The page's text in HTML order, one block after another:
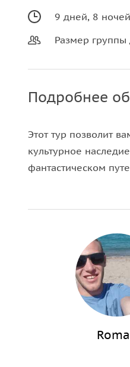
9 дней, 8 ночей
Размер
Подробнее
Этот тур позволит
культурное
фантастическом